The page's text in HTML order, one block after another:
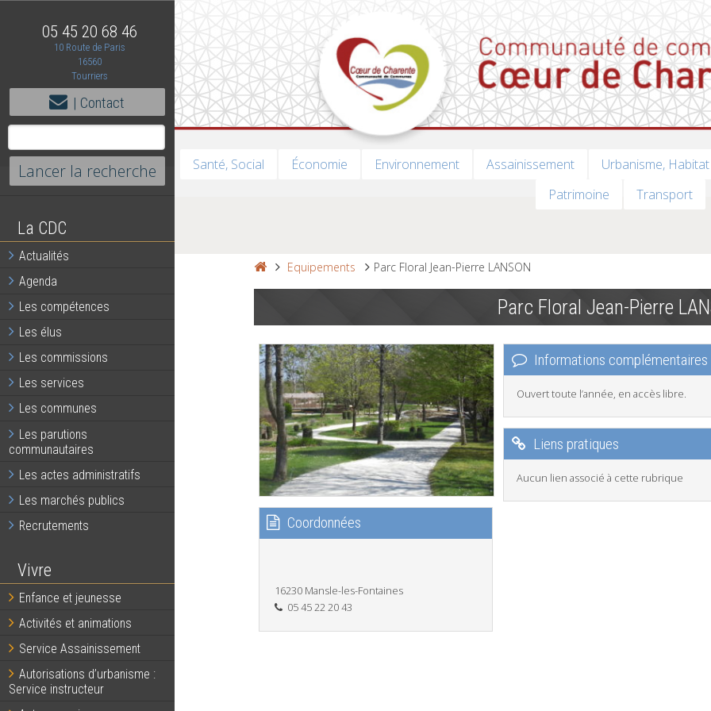
05 45 20 68 46
10 Route de Paris
16560
Tourriers
| Contact
La CDC
Actualités
Agenda
Les compétences
Les élus
Les commissions
Les services
Les communes
Les parutions
communautaires
Les actes administratifs
Les marchés publics
Recrutements
Vivre
Enfance et jeunesse
Activités et animations
Service Assainissement
Autorisations d’urbanisme :
Service instructeur
Santé, Social Économie Environnement Assainissement Urbanisme, Habitat
Patrimoine
Transport
Equipements Parc Floral Jean-Pierre LANSON
Parc Floral Jean-Pierre
Coordonnées
16230 Mansle-les-Fontaines
05 45 22 20 43
Informations complémentaires
Ouvert toute l’année, en accès libre.
Liens pratiques
Aucun lien associé à cette rubrique